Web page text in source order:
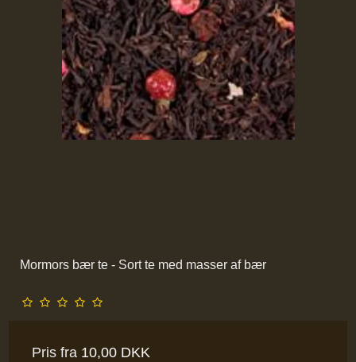
Mormors bær te - Sort te med masser af bær
Pris fra 10,00 DKK